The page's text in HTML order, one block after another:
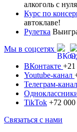
алкоголь с
Курс по
автоклаве!
Рулетка
Мы в соцсетях
ВКонтакте +21
Youtube-канал
Телеграм-канал
TikTok +72
Связаться с нами